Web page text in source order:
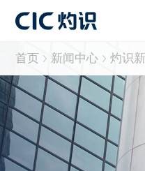
首页 新闻中心